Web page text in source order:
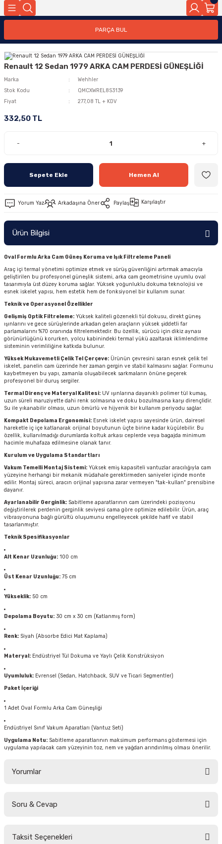
PARÇA BUL
Renault 12 Sedan 1979 ARKA CAM PERDESİ GÜNEŞLİĞİ
Marka
Wehhler
Stok Kodu
QMCXWREL8S3139
Fiyat
277,08 TL + KDV
332,50 TL
- +
Sepete Ekle Hemen Al
Yorum Yaz Arkadaşına Öner Paylaş Karşılaştır
Ürün Bilgisi
Oval Formlu Arka Cam Güneş Koruma ve Işık Filtreleme Paneli
Araç içi termal yönetimi optimize etmek ve sürüş güvenliğini artırmak amacıyla
geliştirilen bu profesyonel güneşlik sistemi, arka cam geometrisine uyumlu oval
tasarımıyla üst düzey koruma sağlar. Yüksek yoğunluklu dokuma teknolojisi ve
esnek iskelet yapısı, hem estetik hem de fonksiyonel bir kullanım sunar.
Teknik ve Operasyonel Özellikler
Gelişmiş Optik Filtreleme: Yüksek kaliteli gözenekli tül dokusu, direkt güneş
ışınlarını ve gece sürüşlerinde arkadan gelen araçların yüksek şiddetli far
parlamalarını %70 oranında filtrelemektedir. Bu özellik, sürücü için dikiz aynası
görünürlüğünü korurken, yolcu kabinindeki termal yükü azaltarak iklimlendirme
sisteminin verimliliğine katkıda bulunur.
Yüksek Mukavemetli Çelik Tel Çerçeve: Ürünün çevresini saran esnek çelik tel
iskelet, panelin cam üzerinde her zaman gergin ve stabil kalmasını sağlar. Formunu
kaybetmeyen bu yapı, zamanla oluşabilecek sarkmaların önüne geçerek
profesyonel bir duruş sergiler.
Termal Direnç ve Materyal Kalitesi: UV ışınlarına dayanıklı polimer tül kumaş,
uzun süreli maruziyette dahi renk solmasına ve doku bozulmasına karşı dirençlidir.
Su ile yıkanabilir olması, uzun ömürlü ve hijyenik bir kullanım periyodu sağlar.
Kompakt Depolama Ergonomisi: Esnek iskelet yapısı sayesinde ürün, dairesel
hareketle iç içe katlanarak orijinal boyutunun üçte birine kadar küçülebilir. Bu
özellik, kullanılmadığı durumlarda koltuk arkası ceplerde veya bagajda minimum
hacimle muhafaza edilmesine olanak tanır.
Kurulum ve Uygulama Standartları
Vakum Temelli Montaj Sistemi: Yüksek emiş kapasiteli vantuzlar aracılığıyla cam
yüzeyine herhangi bir mekanik müdahale gerektirmeden saniyeler içinde monte
edilir. Montaj süreci, aracın orijinal yapısına zarar vermeyen "tak-kullan" prensibine
dayanır.
Ayarlanabilir Gerginlik: Sabitleme aparatlarının cam üzerindeki pozisyonu
değiştirilerek perdenin gerginlik seviyesi cama göre optimize edilebilir. Ürün, araç
vibrasyonuna bağlı gürültü oluşumunu engelleyecek şekilde hafif ve stabil
tasarlanmıştır.
Teknik Spesifikasyonlar
Alt Kenar Uzunluğu: 100 cm
Üst Kenar Uzunluğu: 75 cm
Yükseklik: 50 cm
Depolama Boyutu: 30 cm x 30 cm (Katlanmış form)
Renk: Siyah (Absorbe Edici Mat Kaplama)
Materyal: Endüstriyel Tül Dokuma ve Yaylı Çelik Konstrüksiyon
Uyumluluk: Evrensel (Sedan, Hatchback, SUV ve Ticari Segmentler)
Paket İçeriği
1 Adet Oval Formlu Arka Cam Güneşliği
Endüstriyel Sınıf Vakum Aparatları (Vantuz Seti)
Uygulama Notu: Sabitleme aparatlarının maksimum performans göstermesi için
uygulama yapılacak cam yüzeyinin toz, nem ve yağdan arındırılmış olması önerilir.
Yorumlar
Soru & Cevap
Taksit Seçenekleri